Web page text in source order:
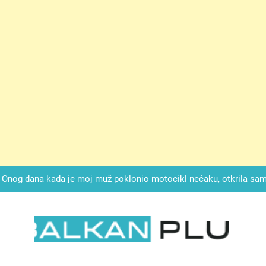
Onog dana kada je moj muž poklonio motocikl nećaku, otkrila
SAM ČAŠU: BIO JE SIN ŽENE ZA KOJU SU
mi je svekrva čupala infuziju i šaptala da umrem kako bi se
nije znala da je ispod zavoja ostao gumb koji je snimao svaku